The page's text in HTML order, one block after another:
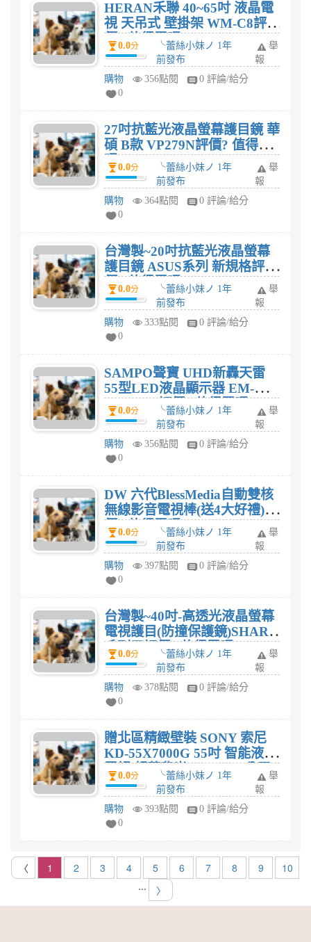
HERAN禾聯 40~65吋 液晶電
視 天吊式 壁掛架 WM-C8評
價? 值得買嗎?
0.0分
╰蕾絲小妹ノ 1年
前發布
舉
報
購物
356點閱
0 評論/給分
0
27吋抗藍光液晶螢幕護目鏡 華
碩 B款 VP279N評價? 值得買
嗎?0.0分
╰蕾絲小妹ノ 1年
前發布
舉
報
購物
364點閱
0 評論/給分
0
台灣製~20吋抗藍光液晶螢幕
護目鏡 ASUS系列 新規格評
價? 值得買嗎?
0.0分
╰蕾絲小妹ノ 1年
前發布
舉
報
購物
333點閱
0 評論/給分
0
SAMPO聲寶 UHD新轟天雷
55型LED液晶顯示器 EM-
55CA201評價? 值得買嗎?
0.0分
╰蕾絲小妹ノ 1年
前發布
舉
報
購物
356點閱
0 評論/給分
0
DW 六代BlessMedia自動雙核
無線影音電視棒(送4大好禮)評
價? 值得買嗎?
0.0分
╰蕾絲小妹ノ 1年
前發布
舉
報
購物
397點閱
0 評論/給分
0
台灣製~40吋-高透光液晶螢幕
電視護目(防撞保護鏡)SHARP
系列三評價? 值得買嗎?
0.0分
╰蕾絲小妹ノ 1年
前發布
舉
報
購物
378點閱
0 評論/給分
0
贈北區精緻壁裝 SONY 索尼
KD-55X7000G 55吋 智能液晶
電視 超薄背光 4K HDR 公司
貨 55X7000G評價? 值得買
嗎?
0.0分
╰蕾絲小妹ノ 1年
前發布
舉
報
購物
393點閱
0 評論/給分
0
〈 1 2 3 4 5 6 7 8 9
10
...
〉